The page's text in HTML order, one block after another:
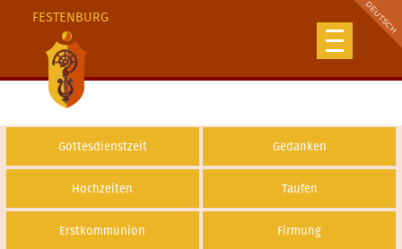
FESTENBURG
Gottesdienstzeit Gedanken
Hochzeiten Taufen
Erstkommunion Firmung